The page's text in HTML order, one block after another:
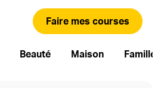
Faire mes courses
Beauté Maison Famille